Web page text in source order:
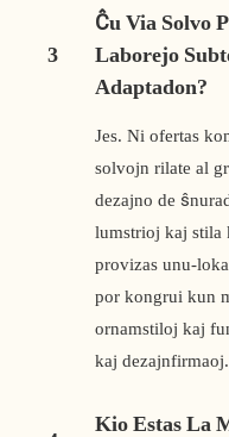
3
Ĉu Via Solvo
Laborejo
Adaptadon?
Jes. Ni ofertas
solvojn rilate al
dezajno de
lumstrioj kaj stila
provizas unu-
por kongrui kun
ornamstiloj kaj
kaj dezajnfirmaoj.
Kio Estas La